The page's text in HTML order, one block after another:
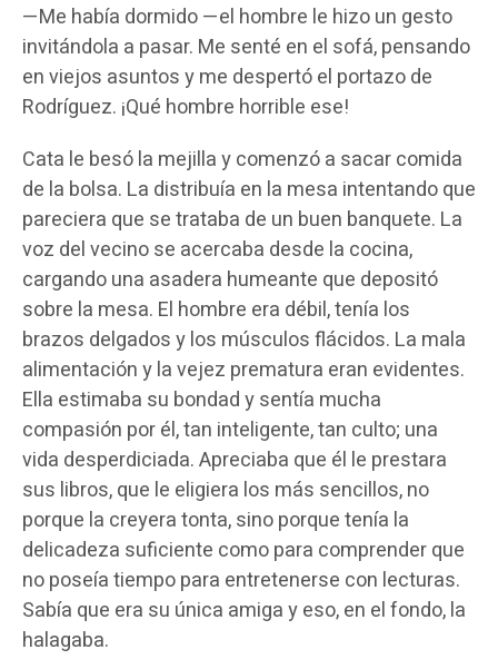
—Me había dormido —el hombre le hizo un gesto
invitándola a pasar. Me senté en el sofá, pensando
en viejos asuntos y me despertó el portazo de
Rodríguez. ¡Qué hombre horrible ese!
Cata le besó la mejilla y comenzó a sacar comida
de la bolsa. La distribuía en la mesa intentando que
pareciera que se trataba de un buen banquete. La
voz del vecino se acercaba desde la cocina,
cargando una asadera humeante que depositó
sobre la mesa. El hombre era débil, tenía los
brazos delgados y los músculos flácidos. La mala
alimentación y la vejez prematura eran evidentes.
Ella estimaba su bondad y sentía mucha
compasión por él, tan inteligente, tan culto; una
vida desperdiciada. Apreciaba que él le prestara
sus libros, que le eligiera los más sencillos, no
porque la creyera tonta, sino porque tenía la
delicadeza suficiente como para comprender que
no poseía tiempo para entretenerse con lecturas.
Sabía que era su única amiga y eso, en el fondo, la
halagaba.